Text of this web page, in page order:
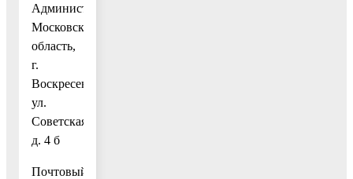
Администрации:
Московская
область,
г.
Воскресенск,
ул.
Советская,
д. 4 б
Почтовый